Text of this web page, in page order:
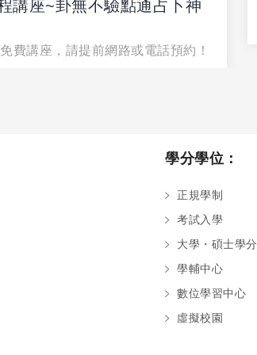
講座~卦無不驗點通占卜神
費講座，請提前網路或電話預約！
學分學位：
正規學制
考試入學
大學・碩士學
學輔中心
數位學習中心
虛擬校園